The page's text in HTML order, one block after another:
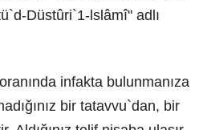
Düstûri`1-lslâmî" adlı
infakta bulunmanıza
bir tatavvu`dan, bir